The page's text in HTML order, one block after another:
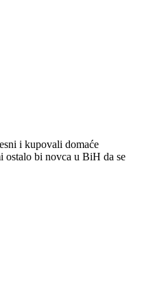
i kupovali domaće
ostalo bi novca u BiH da se